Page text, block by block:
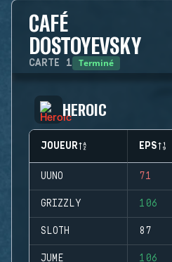
CAFÉ
DOSTOYEVSKY
CARTE 1 Terminé
HEROIC
JOUEUR EPS
UUNO 71
GRIZZLY 106
SLOTH 87
JUME 106